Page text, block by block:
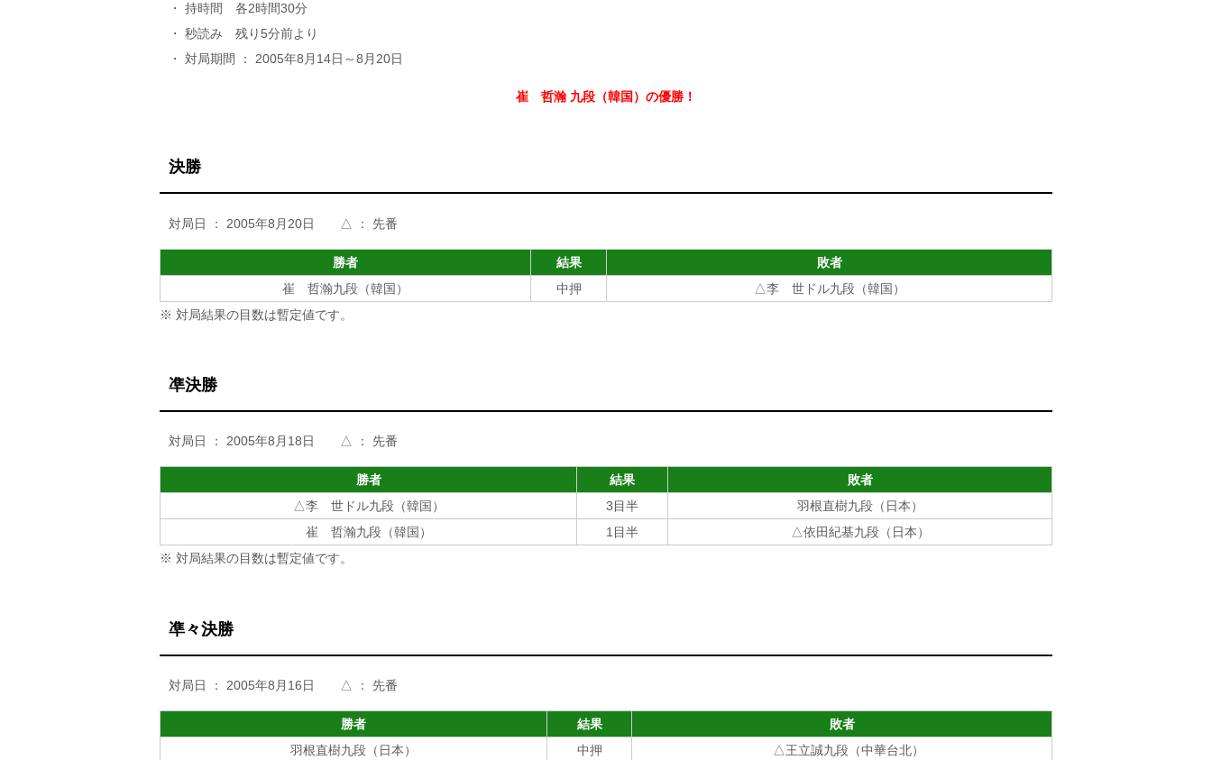
・ 持時間 各2時間30分
・ 秒読み 残り5分前より
・ 対局期間 ： 2005年8月14日～8月20日
崔 哲瀚 九段（韓国）の優勝！
決勝
対局日 ： 2005年8月20日 △ ： 先番
勝者 結果
敗者
崔 哲瀚九段（韓国）
中押
△李 世ドル九段（韓国）
※ 対局結果の目数は暫定値です。
凖決勝
対局日 ： 2005年8月18日 △ ： 先番
勝者 結果
敗者
△李 世ドル九段（韓国）
3目半
羽根直樹九段（日本）
崔 哲瀚九段（韓国）
1目半
△依田紀基九段（日本）
※ 対局結果の目数は暫定値です。
凖々決勝
対局日 ： 2005年8月16日 △ ： 先番
勝者 結果
敗者
羽根直樹九段（日本）
中押
△王立誠九段（中華台北）